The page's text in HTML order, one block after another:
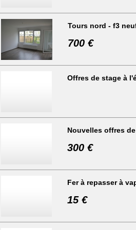
Tours nord - f3
700 €
Offres de stage à
Nouvelles offres
300 €
Fer à repasser à
15 €